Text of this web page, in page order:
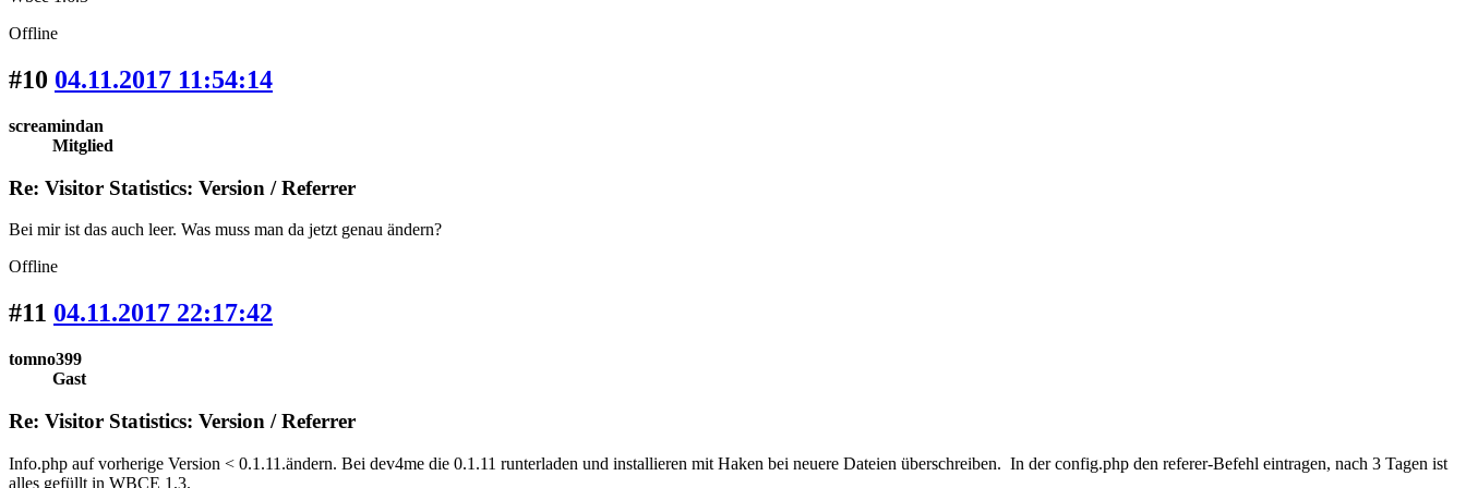
Offline
#10 04.11.2017 11:54:14
screamindan
Mitglied
Re: Visitor Statistics: Version / Referrer
Bei mir ist das auch leer. Was muss man da jetzt genau ändern?
Offline
#11 04.11.2017 22:17:42
tomno399
Gast
Re: Visitor Statistics: Version / Referrer
Info.php auf vorherige Version < 0.1.11.ändern. Bei dev4me die 0.1.11 runterladen und installieren mit Haken bei neuere Dateien überschreiben. In der config.php den referer-Befehl eintragen, nach 3 Tagen ist
alles gefüllt in WBCE 1.3.